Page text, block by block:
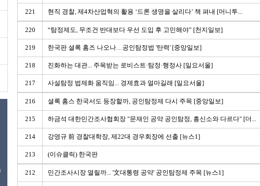
221 현직 경찰, 제4차산업혁의 활용 ‘드론 생명을 살리다’ 책 펴내 [머니투...
220 “탐정제도, 무조건 반대보다 우선 도입 후 고민해야” [천지일보]
219 한국판 셜록 홈즈 나오나…공인탐정법 '탄력' [중앙일보]
218 진화하는 대관... 주목받는 로비스트·탐정·행정사 [일요서울]
217 사설탐정 법제화 움직임... 경제효과 얼마길래 [일요서울]
216 셜록 홈스 한국서도 등장할까, 공인탐정제 다시 주목 [중앙일보]
215 하금석 대한민간조사협회장 "문재인 공약 공인탐정, 흥신소와 다르다" [더...
214 강영규 前 경찰대학장, 제22대 경우회장에 선출 [뉴스1]
213 (이슈클릭) 한국판
212 민간조사시장 열릴까... '文대통령 공약' 공인탐정제 주목 [뉴스1]